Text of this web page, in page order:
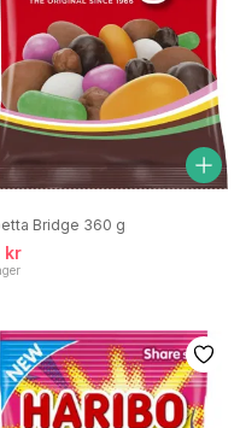
Bridge 360 g
kr